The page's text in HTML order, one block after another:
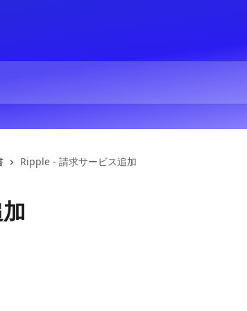
Ripple - 請求サービス追加